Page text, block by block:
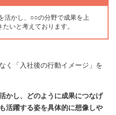
活かし、○○の分野で成果を上
いと考えております。
く「入社後の行動イメージ」を
かし、どのように成果につなげ
活躍する姿を具体的に想像しや